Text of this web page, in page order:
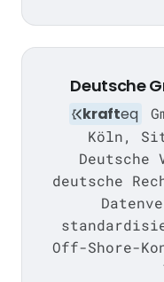
Deutsche
krafteq
Köln,
Deutsche
deutsche
Off-Shore-